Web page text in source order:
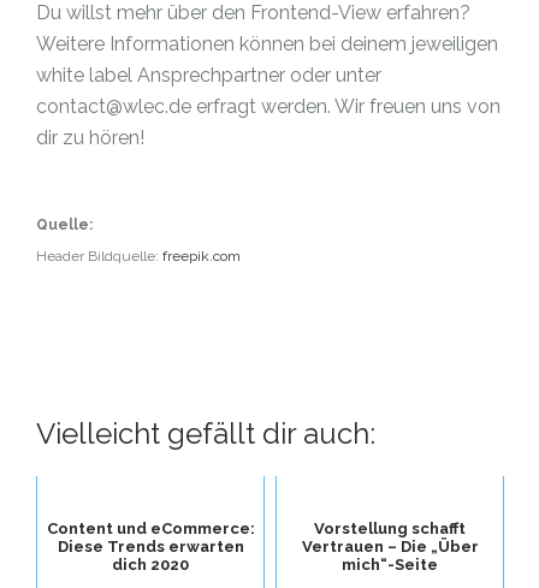
Du willst mehr über den Frontend-View erfahren?
Weitere Informationen können bei deinem jeweiligen
white label Ansprechpartner oder unter
contact@wlec.de erfragt werden. Wir freuen uns von
dir zu hören!
Quelle:
Header Bildquelle: freepik.com
Vielleicht gefällt dir auch:
Content und eCommerce:
Diese Trends erwarten
dich 2020
Vorstellung schafft
Vertrauen – Die „Über
mich“-Seite